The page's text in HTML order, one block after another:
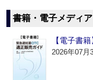
書籍・電子メディア
【電子書
2026年07月